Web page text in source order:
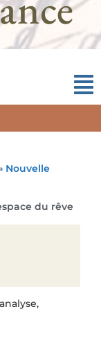
Nouvelle
du rêve